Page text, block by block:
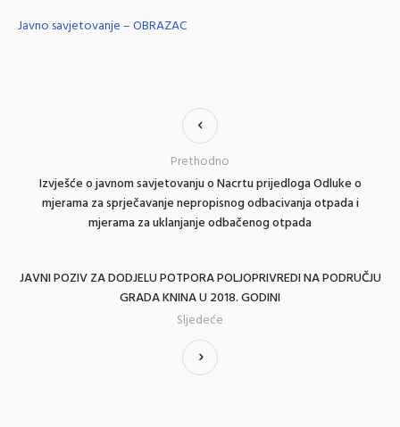
Javno savjetovanje – OBRAZAC
Izvješće o javnom savjetovanju o Nacrtu prijedloga Odluke o
mjerama za sprječavanje nepropisnog odbacivanja otpada i
mjerama za uklanjanje odbačenog otpada
Prethodno
JAVNI POZIV ZA DODJELU POTPORA POLJOPRIVREDI NA PODRUČJU
GRADA KNINA U 2018. GODINI
Sljedeće